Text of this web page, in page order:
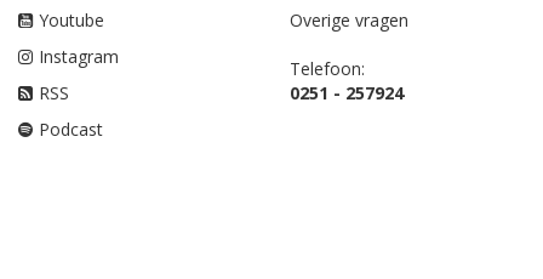
Youtube
Instagram
RSS
Podcast
Overige vragen
Telefoon:
0251 - 257924